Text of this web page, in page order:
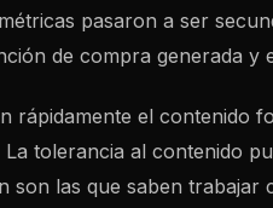
pasaron a ser
de compra generada y
rápidamente el contenido
tolerancia al contenido
son las que saben